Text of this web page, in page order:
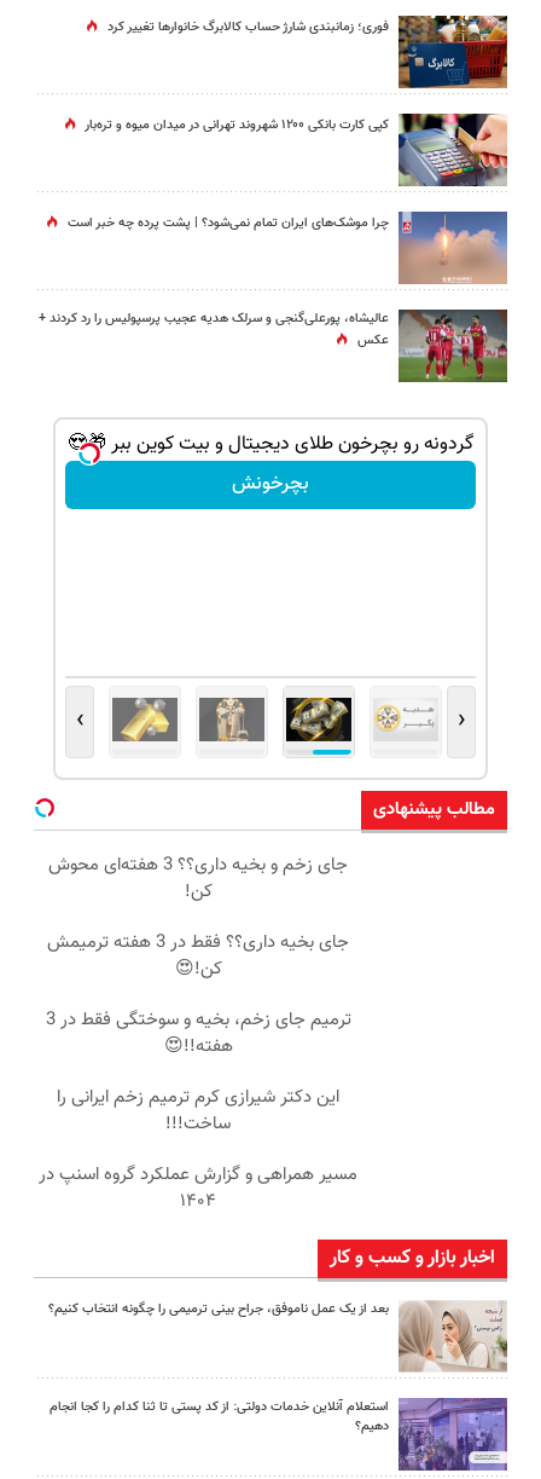
فوری؛ زمانبندی‌ شارژ حساب کالابرگ خانوارها تغییر کرد
کپی کارت بانکی ۱۲۰۰ شهروند تهرانی در میدان میوه و تره‌بار
چرا موشک‌های ایران تمام نمی‌شود؟ | پشت پرده چه خبر است
عالیشاه، پورعلی‌گنجی و سرلک هدیه عجیب پرسپولیس را رد کردند +
عکس
گردونه رو بچرخون طلای دیجیتال و بیت کوین ببر 🎁😍
بچرخونش
‹
›
مطالب پیشنهادی
جای زخم و بخیه داری؟؟ 3 هفته‌ای محوش
کن!
جای بخیه داری؟؟ فقط در 3 هفته ترمیمش
کن!😍
ترمیم جای زخم، بخیه و سوختگی فقط در 3
هفته!!😍
این دکتر شیرازی کرم ترمیم زخم ایرانی را
ساخت!!!
مسیر همراهی و گزارش عملکرد گروه اسنپ در
۱۴۰۴
اخبار بازار و کسب و کار
بعد از یک عمل ناموفق، جراح بینی ترمیمی را چگونه انتخاب کنیم؟
استعلام آنلاین خدمات دولتی: از کد پستی تا ثنا کدام را کجا انجام
دهیم؟